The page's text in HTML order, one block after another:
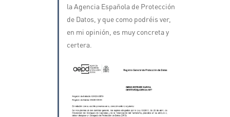
la Agencia Española de Protección
de Datos, y que como podréis ver,
en mi opinión, es muy concreta y
certera.